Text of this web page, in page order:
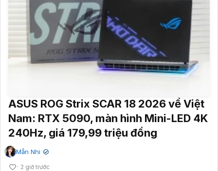
ASUS ROG Strix SCAR 18 2026 về Việt
Nam: RTX 5090, màn hình Mini-LED 4K
240Hz, giá 179,99 triệu đồng
Mẫn Nhi ✔
2 giờ trước